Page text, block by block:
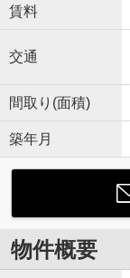
賃料
交通
間取り(面積)
築年月
物件概要